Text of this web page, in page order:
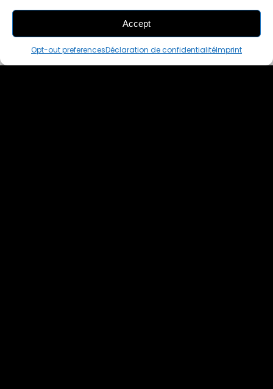
Accept
Opt-out preferencesDéclaration de confidentialitéImprint
THIS PAIR IS
ALREADY SOLD OUT